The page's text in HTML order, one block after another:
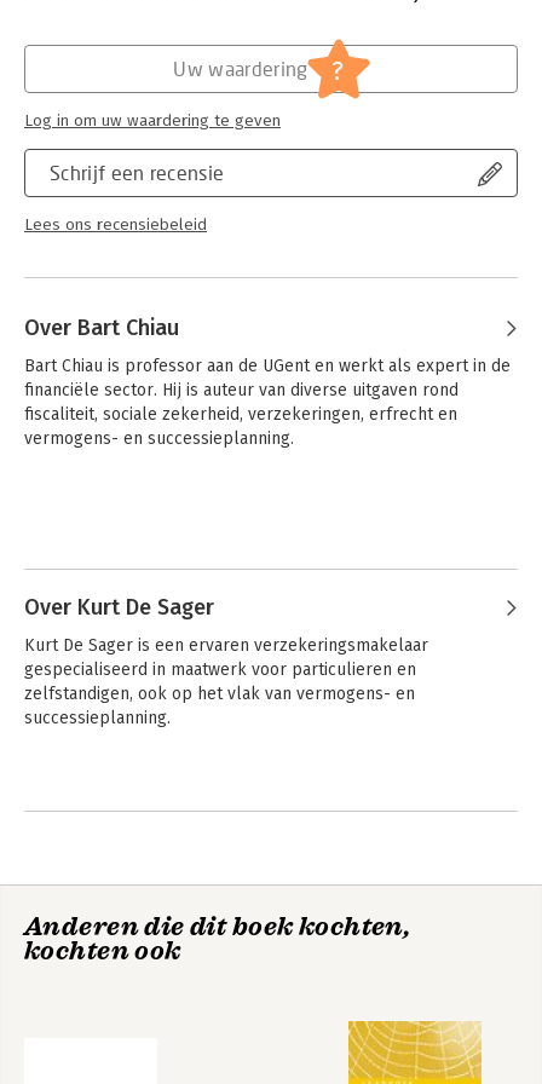
Personal finance
Erfrecht
Schrijf een recensie
Lees ons recensiebeleid
Uw waardering ?
Log in om uw waardering te geven
Over Bart Chiau
Bart Chiau is professor aan de UGent en werkt als expert in de
financiële sector. Hij is auteur van diverse uitgaven rond
fiscaliteit, sociale zekerheid, verzekeringen, erfrecht en
vermogens- en successieplanning.
Over Kurt De Sager
Kurt De Sager is een ervaren verzekeringsmakelaar
gespecialiseerd in maatwerk voor particulieren en
zelfstandigen, ook op het vlak van vermogens- en
successieplanning.
Anderen die dit boek kochten,
kochten ook